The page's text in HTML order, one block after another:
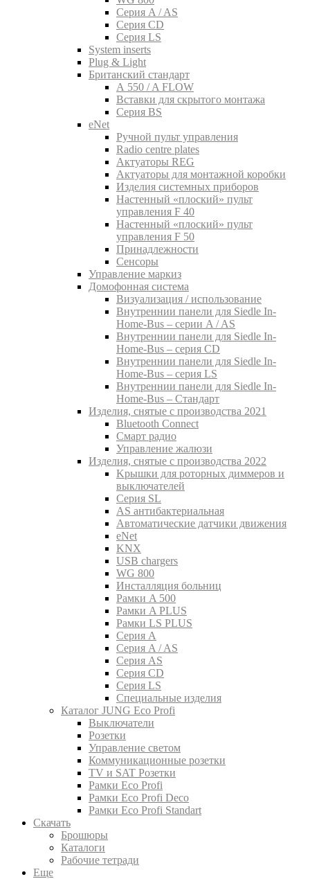
Серия A / AS
Серия CD
Серия LS
System inserts
Plug & Light
Британский стандарт
A 550 / A FLOW
Вставки для скрытого монтажа
Серия BS
eNet
Pучной пульт управления
Radio centre plates
Актуаторы REG
Актуаторы для монтажной коробки
Изделия системных приборов
Настенный «плоский» пульт
управления F 40
Настенный «плоский» пульт
управления F 50
Принадлежности
Сенсоры
Управление маркиз
Домофонная система
Визуализация / использование
Внутреннии панели для Siedle In-
Home-Bus – серии A / AS
Внутреннии панели для Siedle In-
Home-Bus – серия CD
Внутреннии панели для Siedle In-
Home-Bus – серия LS
Внутреннии панели для Siedle In-
Home-Bus – Стандарт
Изделия, снятые с производства 2021
Bluetooth Connect
Смарт радио
Управление жалюзи
Изделия, снятые с производства 2022
Kрышки для роторных диммеров и
выключателей
Серия SL
AS антибактериальная
Aвтоматические датчики движения
eNet
KNX
USB chargers
WG 800
Инсталляция больниц
Рамки A 500
Рамки A PLUS
Рамки LS PLUS
Серия A
Серия A / AS
Серия AS
Серия CD
Серия LS
Специальные изделия
Каталог JUNG Eco Profi
Выключатели
Розетки
Управление светом
Коммуникационные розетки
TV и SAT Розетки
Рамки Eco Profi
Рамки Eco Profi Deco
Рамки Eco Profi Standart
Скачать
Брошюры
Каталоги
Рабочие тетради
Еще